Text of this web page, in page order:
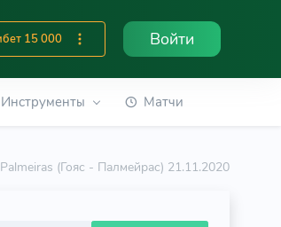
15 000 Войти
Инструменты Матчи
(Гояс - Палмейрас) 21.11.2020